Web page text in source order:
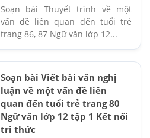
Soạn bài Thuyết trình về một
vấn đề liên quan đến tuổi trẻ
trang 86, 87 Ngữ văn lớp 12...
Soạn bài Viết bài văn nghị
luận về một vấn đề liên
quan đến tuổi trẻ trang 80
Ngữ văn lớp 12 tập 1 Kết nối
tri thức